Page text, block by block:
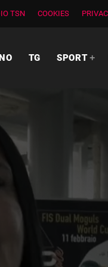
TSN COOKIES
TG SPORT